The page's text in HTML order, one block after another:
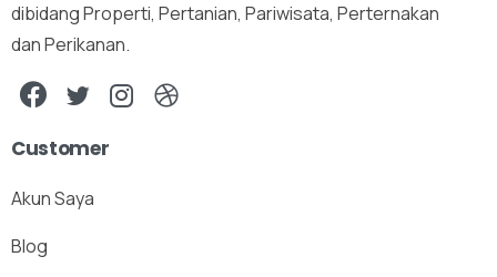
dibidang Properti, Pertanian, Pariwisata, Perternakan
dan Perikanan.
Customer
Akun Saya
Blog